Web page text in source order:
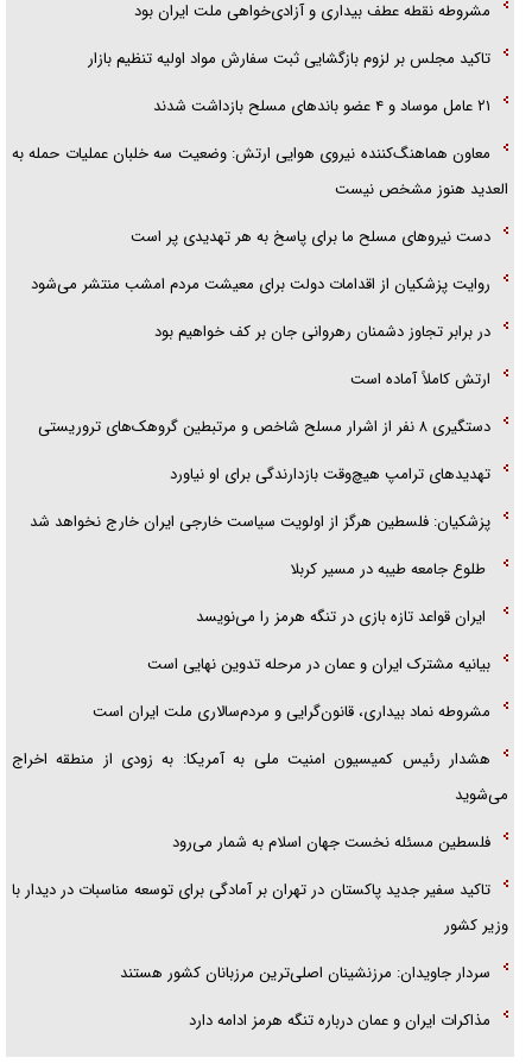
مشروطه نقطه عطف بیداری و آزادی‌خواهی ملت ایران بود
تاکید مجلس بر لزوم بازگشایی ثبت سفارش مواد اولیه تنظیم بازار
۲۱ عامل موساد و ۴ عضو باند‌های مسلح بازداشت شدند
معاون هماهنگ‌کننده نیروی هوایی ارتش: وضعیت سه خلبان عملیات حمله به
العدید هنوز مشخص نیست
دست نیرو‌های مسلح ما برای پاسخ به هر تهدیدی پر است
روایت پزشکیان از اقدامات دولت برای معیشت مردم امشب منتشر می‌شود
در برابر تجاوز دشمنان رهروانی جان بر کف خواهیم بود
ارتش کاملاً آماده است
دستگیری ۸ نفر از اشرار مسلح شاخص و مرتبطین گروهک‌های تروریستی
تهدید‌های ترامپ هیچ‌وقت بازدارندگی برای او نیاورد
پزشکیان: فلسطین هرگز از اولویت سیاست خارجی ایران خارج نخواهد شد
طلوع جامعه طیبه در مسیر کربلا
ایران قواعد تازه بازی در تنگه هرمز را می‌نویسد
بیانیه مشترک ایران و عمان در مرحله تدوین نهایی است
مشروطه نماد بیداری، قانون‌گرایی و مردم‌سالاری ملت ایران است
هشدار رئیس کمیسیون امنیت ملی به آمریکا: به زودی از منطقه اخراج
می‌شوید
فلسطین مسئله نخست جهان اسلام به شمار می‌رود
تاکید سفیر جدید پاکستان در تهران بر آمادگی برای توسعه مناسبات در دیدار با
وزیر کشور
سردار جاویدان: مرزنشینان اصلی‌ترین مرزبانان کشور هستند
مذاکرات ایران و عمان درباره تنگه هرمز ادامه دارد